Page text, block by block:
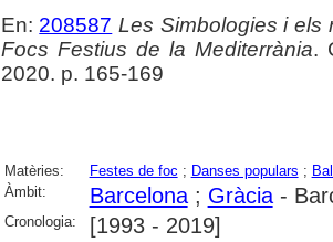
En: 208587 Les Simbologies i els
Focs Festius de la Mediterrània.
2020. p. 165-169
Matèries: Festes de foc ; Danses populars ;
Àmbit:
Barcelona; Gràcia-
Cronologia: [1993 - 2019]